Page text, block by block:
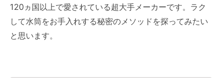
120ヵ国以上で愛されている超大手メーカーです。ラク
して水筒をお手入れする秘密のメソッドを探ってみたい
と思います。